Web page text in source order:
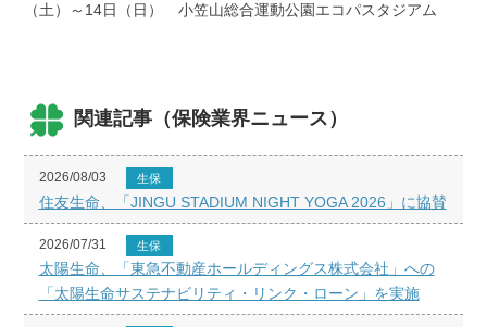
（土）～14日（日） 小笠山総合運動公園エコパスタジアム
関連記事（保険業界ニュース）
2026/08/03 生保
住友生命、「JINGU STADIUM NIGHT YOGA 2026」に協賛
2026/07/31 生保
太陽生命、「東急不動産ホールディングス株式会社」への
「太陽生命サステナビリティ・リンク・ローン」を実施